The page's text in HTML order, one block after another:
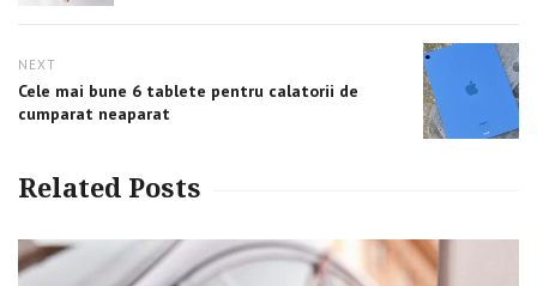
NEXT
Next
post:
Cele mai bune 6 tablete pentru calatorii de
cumparat neaparat
Related Posts